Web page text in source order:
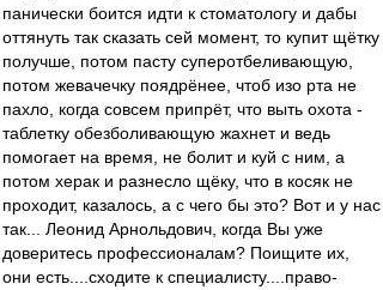
панически боится идти к стоматологу и дабы
оттянуть так сказать сей момент, то купит щётку
получше, потом пасту суперотбеливающую,
потом жевачечку поядрёнее, чтоб изо рта не
пахло, когда совсем припрёт, что выть охота -
таблетку обезболивающую жахнет и ведь
помогает на время, не болит и куй с ним, а
потом херак и разнесло щёку, что в косяк не
проходит, казалось, а с чего бы это? Вот и у нас
так... Леонид Арнольдович, когда Вы уже
доверитесь профессионалам? Поищите их,
они есть....сходите к специалисту....право-